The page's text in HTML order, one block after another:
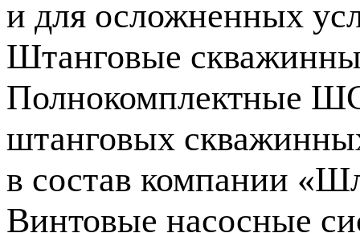
и для осложненных
Штанговые
Полнокомплектные
штанговых
в состав компании
Винтовые насосные